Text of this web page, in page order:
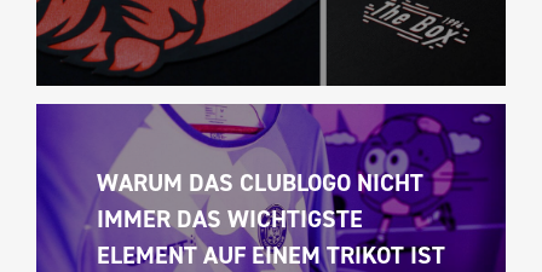
WARUM DAS CLUBLOGO NICHT
IMMER DAS WICHTIGSTE
ELEMENT AUF EINEM TRIKOT IST